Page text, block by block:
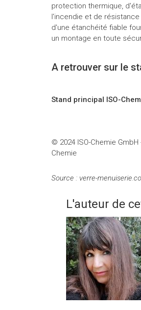
protection thermique,
l'incendie et de
d'une étanchéité fiable
un montage en toute
A retrouver sur le
Stand principal ISO-
© 2024 ISO-Chemie
Chemie
Source : verre-
L'auteur de